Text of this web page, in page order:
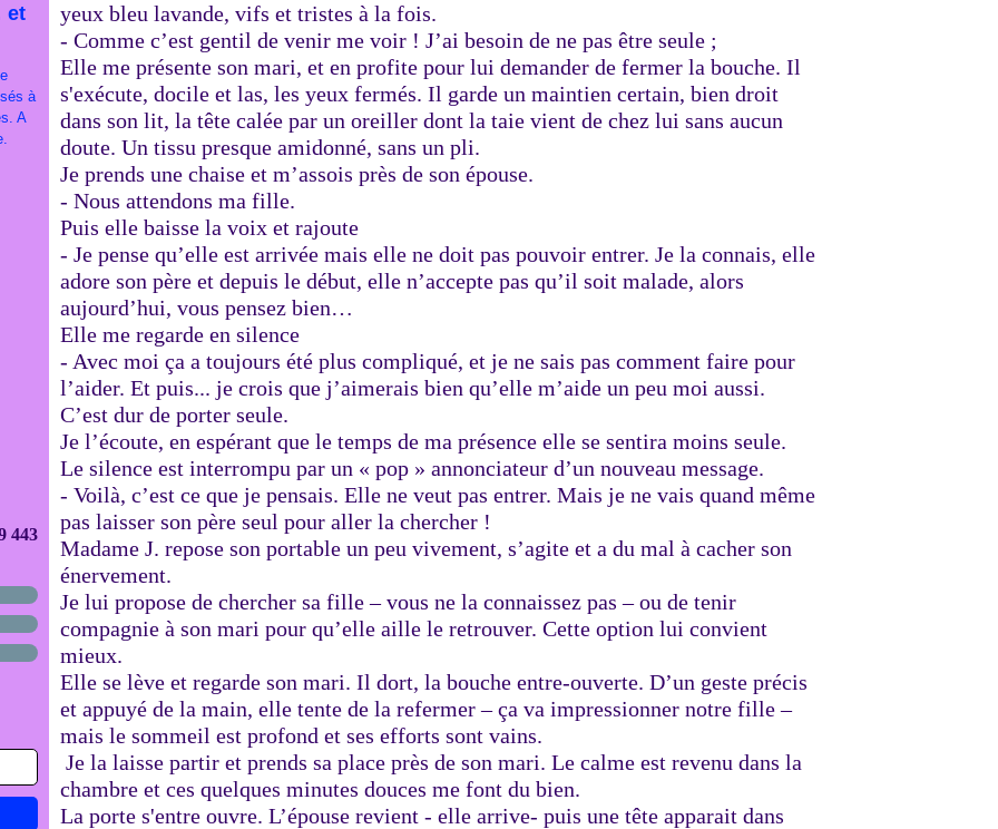
et
à
A
443
yeux bleu lavande, vifs et tristes à la fois.
- Comme c’est gentil de venir me voir ! J’ai besoin de ne pas être seule ;
Elle me présente son mari, et en profite pour lui demander de fermer la bouche. Il
s'exécute, docile et las, les yeux fermés. Il garde un maintien certain, bien droit
dans son lit, la tête calée par un oreiller dont la taie vient de chez lui sans aucun
doute. Un tissu presque amidonné, sans un pli.
Je prends une chaise et m’assois près de son épouse.
- Nous attendons ma fille.
Puis elle baisse la voix et rajoute
- Je pense qu’elle est arrivée mais elle ne doit pas pouvoir entrer. Je la connais, elle
adore son père et depuis le début, elle n’accepte pas qu’il soit malade, alors
aujourd’hui, vous pensez bien…
Elle me regarde en silence
- Avec moi ça a toujours été plus compliqué, et je ne sais pas comment faire pour
l’aider. Et puis... je crois que j’aimerais bien qu’elle m’aide un peu moi aussi.
C’est dur de porter seule.
Je l’écoute, en espérant que le temps de ma présence elle se sentira moins seule.
Le silence est interrompu par un « pop » annonciateur d’un nouveau message.
- Voilà, c’est ce que je pensais. Elle ne veut pas entrer. Mais je ne vais quand même
pas laisser son père seul pour aller la chercher !
Madame J. repose son portable un peu vivement, s’agite et a du mal à cacher son
énervement.
Je lui propose de chercher sa fille – vous ne la connaissez pas – ou de tenir
compagnie à son mari pour qu’elle aille le retrouver. Cette option lui convient
mieux.
Elle se lève et regarde son mari. Il dort, la bouche entre-ouverte. D’un geste précis
et appuyé de la main, elle tente de la refermer – ça va impressionner notre fille –
mais le sommeil est profond et ses efforts sont vains.
Je la laisse partir et prends sa place près de son mari. Le calme est revenu dans la
chambre et ces quelques minutes douces me font du bien.
La porte s'entre ouvre. L’épouse revient - elle arrive- puis une tête apparait dans